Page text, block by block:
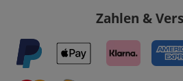
Zahlen &